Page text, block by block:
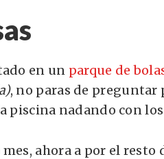
en un parque de
, no paras de preguntar
piscina nadando con
ahora a por el